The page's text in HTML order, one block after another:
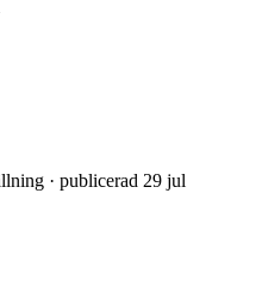
· publicerad 29 jul